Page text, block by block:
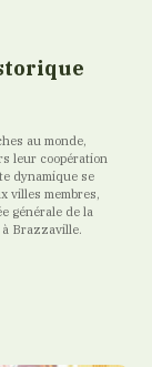
au monde,
leur coopération
dynamique se
villes membres,
générale de la
à Brazzaville.